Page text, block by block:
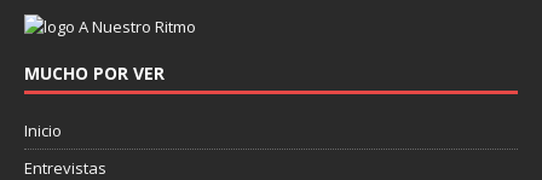
MUCHO POR VER
Inicio
Entrevistas